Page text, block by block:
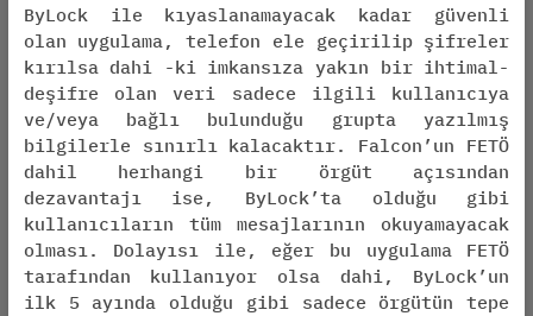
ByLock ile kıyaslanamayacak kadar güvenli
olan uygulama, telefon ele geçirilip şifreler
kırılsa dahi -ki imkansıza yakın bir ihtimal-
deşifre olan veri sadece ilgili kullanıcıya
ve/veya bağlı bulunduğu grupta yazılmış
bilgilerle sınırlı kalacaktır. Falcon’un FETÖ
dahil herhangi bir örgüt açısından
dezavantajı ise, ByLock’ta olduğu gibi
kullanıcıların tüm mesajlarının okuyamayacak
olması. Dolayısı ile, eğer bu uygulama FETÖ
tarafından kullanıyor olsa dahi, ByLock’un
ilk 5 ayında olduğu gibi sadece örgütün tepe